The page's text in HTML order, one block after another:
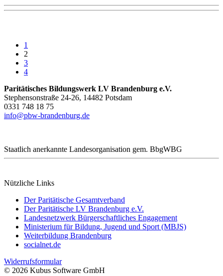
1
2
3
4
Paritätisches Bildungswerk LV Brandenburg e.V.
Stephensonstraße 24-26, 14482 Potsdam
0331 748 18 75
info@pbw-brandenburg.de
Staatlich anerkannte Landesorganisation gem. BbgWBG
Nützliche Links
Der Paritätische Gesamtverband
Der Paritätische LV Brandenburg e.V.
Landesnetzwerk Bürgerschaftliches Engagement
Ministerium für Bildung, Jugend und Sport (MBJS)
Weiterbildung Brandenburg
socialnet.de
Widerrufsformular
© 2026 Kubus Software GmbH